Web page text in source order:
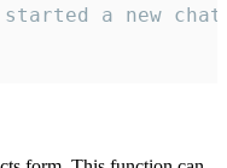
a new